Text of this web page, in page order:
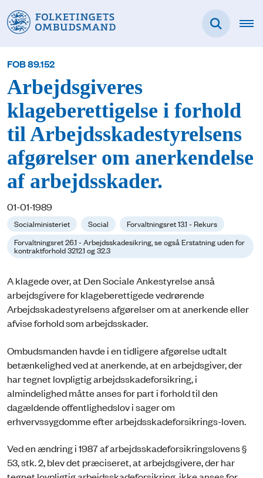
FOB 89.152
Arbejdsgiveres
klageberettigelse i forhold
til Arbejdsskadestyrelsens
afgørelser om anerkendelse
af arbejdsskader.
01-01-1989
Socialministeriet Social
Forvaltningsret 13.1 - Rekurs
Forvaltningsret 26.1 - Arbejdsskadesikring, se også Erstatning uden for
kontraktforhold 3212.1 og 32.3
A klagede over, at Den Sociale Ankestyrelse anså
arbejdsgivere for klageberettigede vedrørende
Arbejdsskadestyrelsens afgørelser om at anerkende eller
afvise forhold som arbejdsskader.
Ombudsmanden havde i en tidligere afgørelse udtalt
betænkelighed ved at anerkende, at en arbejdsgiver, der
har tegnet lovpligtig arbejdsskadeforsikring, i
almindelighed måtte anses for part i forhold til den
dagældende offentlighedslov i sager om
erhvervssygdomme efter arbejdsskadeforsikrings-loven.
Ved en ændring i 1987 af arbejdsskadeforsikringslovens §
53, stk. 2, blev det præciseret, at arbejdsgivere, der har